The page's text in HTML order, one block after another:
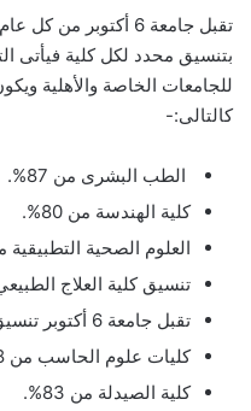
تقبل جامعة 6 أكتوبر
بتنسيق محدد لكل كلية فيأتى
كالتالى:-
الطب البشرى من 87%.
كلية الهندسة من 80%.
العلوم الصحية التطبيقية من
تنسيق كلية العلاج الطبيعي
تقبل جامعة 6 أكتوبر تنسيق كلية طب الأسنان من 85%.
كليات علوم الحاسب من 68%.
كلية الصيدلة من 83%.